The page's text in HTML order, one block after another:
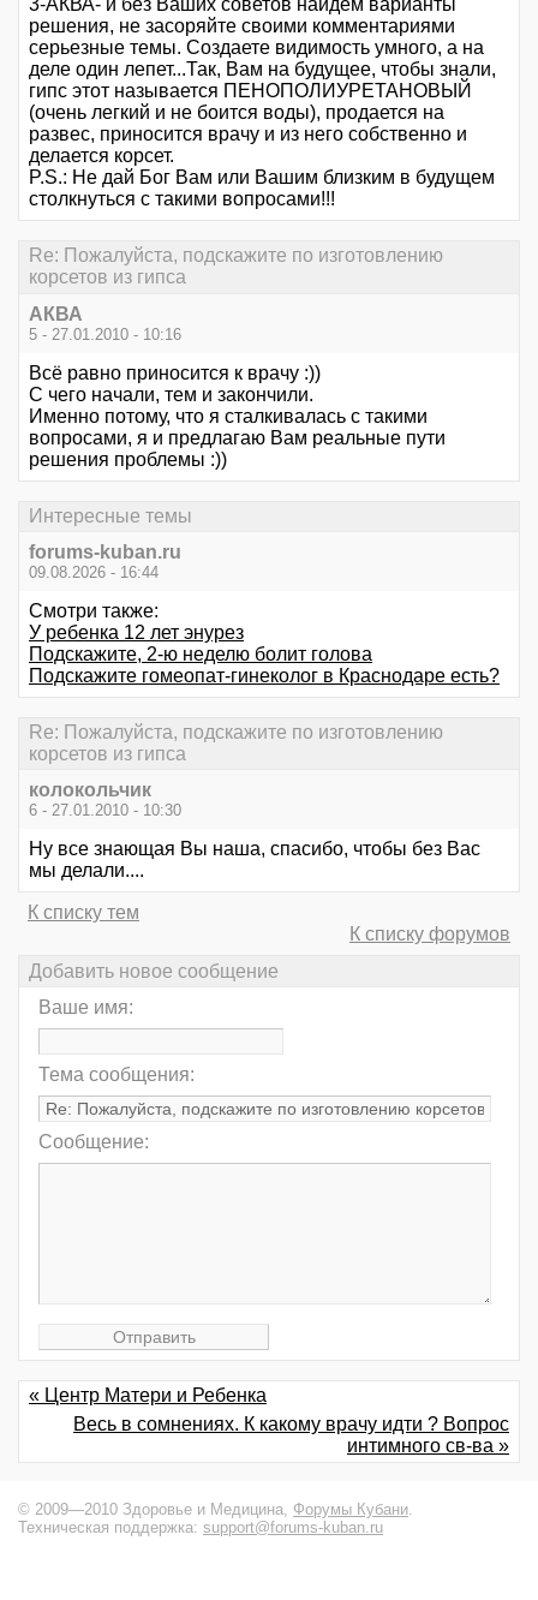
3-АКВА- и без Ваших советов найдем варианты
решения, не засоряйте своими комментариями
серьезные темы. Создаете видимость умного, а на
деле один лепет...Так, Вам на будущее, чтобы знали,
гипс этот называется ПЕНОПОЛИУРЕТАНОВЫЙ
(очень легкий и не боится воды), продается на
развес, приносится врачу и из него собственно и
делается корсет.
P.S.: Не дай Бог Вам или Вашим близким в будущем
столкнуться с такими вопросами!!!
Re: Пожалуйста, подскажите по изготовлению
корсетов из гипса
АКВА
5 - 27.01.2010 - 10:16
Всё равно приносится к врачу :))
С чего начали, тем и закончили.
Именно потому, что я сталкивалась с такими
вопросами, я и предлагаю Вам реальные пути
решения проблемы :))
Интересные темы
forums-kuban.ru
09.08.2026 - 16:44
Смотри также:
У ребенка 12 лет энурез
Подскажите, 2-ю неделю болит голова
Подскажите гомеопат-гинеколог в Краснодаре есть?
Re: Пожалуйста, подскажите по изготовлению
корсетов из гипса
колокольчик
6 - 27.01.2010 - 10:30
Ну все знающая Вы наша, спасибо, чтобы без Вас
мы делали....
К списку тем
К списку форумов
Добавить новое сообщение
Ваше имя:
Тема сообщения:
Сообщение:
« Центр Матери и Ребенка
Весь в сомнениях. К какому врачу идти ? Вопрос
интимного св-ва »
© 2009—2010 Здоровье и Медицина, Форумы Кубани
Техническая поддержка: support@forums-kuban.ru